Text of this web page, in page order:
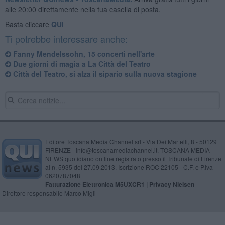
alle 20:00 direttamente nella tua casella di posta.
Basta cliccare QUI
Ti potrebbe interessare anche:
Fanny Mendelssohn, 15 concerti nell'arte
Due giorni di magia a La Città del Teatro
Città del Teatro, si alza il sipario sulla nuova stagione
Editore Toscana Media Channel srl - Via Dei Martelli, 8 - 50129
FIRENZE - info@toscanamediachannel.it. TOSCANA MEDIA
NEWS quotidiano on line registrato presso il Tribunale di Firenze
al n. 5935 del 27.09.2013. Iscrizione ROC 22105 - C.F. e P.Iva
0620787048
Fatturazione Elettronica M5UXCR1 | Privacy Nielsen
Direttore responsabile Marco Migli